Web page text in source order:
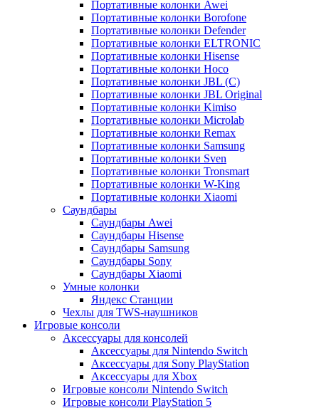
Портативные колонки Awei
Портативные колонки Borofone
Портативные колонки Defender
Портативные колонки ELTRONIC
Портативные колонки Hisense
Портативные колонки Hoco
Портативные колонки JBL (C)
Портативные колонки JBL Original
Портативные колонки Kimiso
Портативные колонки Microlab
Портативные колонки Remax
Портативные колонки Samsung
Портативные колонки Sven
Портативные колонки Tronsmart
Портативные колонки W-King
Портативные колонки Xiaomi
Саундбары
Саундбары Awei
Саундбары Hisense
Саундбары Samsung
Саундбары Sony
Саундбары Xiaomi
Умные колонки
Яндекс Станции
Чехлы для TWS-наушников
Игровые консоли
Аксессуары для консолей
Аксессуары для Nintendo Switch
Аксессуары для Sony PlayStation
Аксессуары для Xbox
Игровые консоли Nintendo Switch
Игровые консоли PlayStation 5